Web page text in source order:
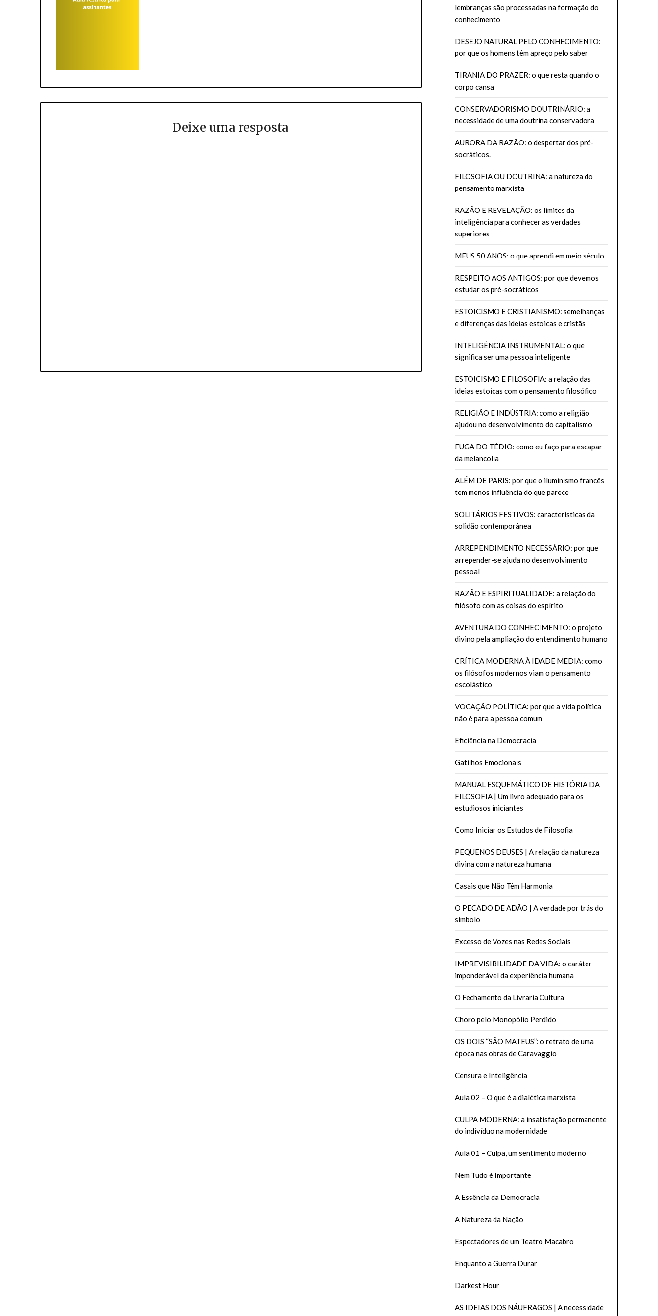
Deixe uma resposta
lembranças são processadas na formação do
conhecimento
DESEJO NATURAL PELO CONHECIMENTO:
por que os homens têm apreço pelo saber
TIRANIA DO PRAZER: o que resta quando o
corpo cansa
CONSERVADORISMO DOUTRINÁRIO: a
necessidade de uma doutrina conservadora
AURORA DA RAZÃO: o despertar dos pré-
socráticos.
FILOSOFIA OU DOUTRINA: a natureza do
pensamento marxista
RAZÃO E REVELAÇÃO: os limites da
inteligência para conhecer as verdades
superiores
MEUS 50 ANOS: o que aprendi em meio século
RESPEITO AOS ANTIGOS: por que devemos
estudar os pré-socráticos
ESTOICISMO E CRISTIANISMO: semelhanças
e diferenças das ideias estoicas e cristãs
INTELIGÊNCIA INSTRUMENTAL: o que
significa ser uma pessoa inteligente
ESTOICISMO E FILOSOFIA: a relação das
ideias estoicas com o pensamento filosófico
RELIGIÃO E INDÚSTRIA: como a religião
ajudou no desenvolvimento do capitalismo
FUGA DO TÉDIO: como eu faço para escapar
da melancolia
ALÉM DE PARIS: por que o iluminismo francês
tem menos influência do que parece
SOLITÁRIOS FESTIVOS: características da
solidão contemporânea
ARREPENDIMENTO NECESSÁRIO: por que
arrepender-se ajuda no desenvolvimento
pessoal
RAZÃO E ESPIRITUALIDADE: a relação do
filósofo com as coisas do espírito
AVENTURA DO CONHECIMENTO: o projeto
divino pela ampliação do entendimento humano
CRÍTICA MODERNA À IDADE MEDIA: como
os filósofos modernos viam o pensamento
escolástico
VOCAÇÃO POLÍTICA: por que a vida política
não é para a pessoa comum
Eficiência na Democracia
Gatilhos Emocionais
MANUAL ESQUEMÁTICO DE HISTÓRIA DA
FILOSOFIA | Um livro adequado para os
estudiosos iniciantes
Como Iniciar os Estudos de Filosofia
PEQUENOS DEUSES | A relação da natureza
divina com a natureza humana
Casais que Não Têm Harmonia
O PECADO DE ADÃO | A verdade por trás do
símbolo
Excesso de Vozes nas Redes Sociais
IMPREVISIBILIDADE DA VIDA: o caráter
imponderável da experiência humana
O Fechamento da Livraria Cultura
Choro pelo Monopólio Perdido
OS DOIS “SÃO MATEUS”: o retrato de uma
época nas obras de Caravaggio
Censura e Inteligência
Aula 02 – O que é a dialética marxista
CULPA MODERNA: a insatisfação permanente
do indivíduo na modernidade
Aula 01 – Culpa, um sentimento moderno
Nem Tudo é Importante
A Essência da Democracia
A Natureza da Nação
Espectadores de um Teatro Macabro
Enquanto a Guerra Durar
Darkest Hour
AS IDEIAS DOS NÁUFRAGOS | A necessidade